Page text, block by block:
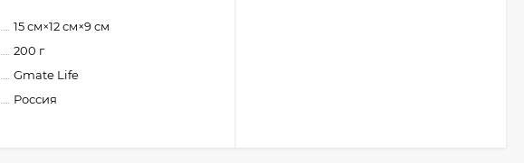
15 см×12 см×9 см
200 г
Gmate Life
Россия